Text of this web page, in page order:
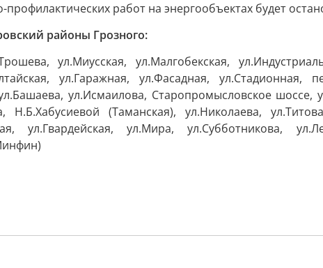
работ на энергообъектах будет
районы Грозного:
ул.Миусская, ул.Малгобекская,
ул.Гаражная, ул.Фасадная, ул.Стадионная,
ул.Исмаилова, Старопромысловское
Н.Б.Хабусиевой (Таманская), ул.Николаева,
ул.Гвардейская, ул.Мира, ул.Субботникова,